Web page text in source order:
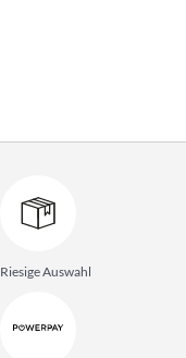
Riesige Auswahl